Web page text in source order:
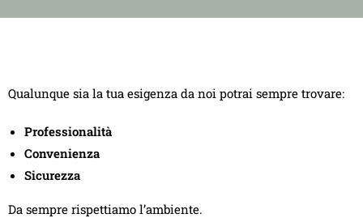
Qualunque sia la tua esigenza da noi potrai sempre trovare:
Professionalità
Convenienza
Sicurezza
Da sempre rispettiamo l’ambiente.